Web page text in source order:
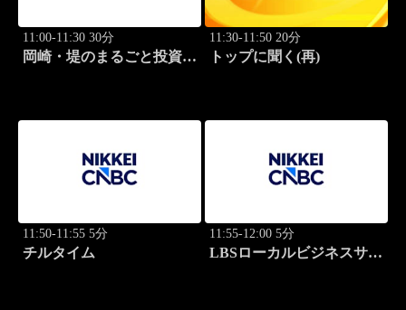
11:00-11:30 30分
岡崎・堤のまるごと投資道
11:30-11:50 20分
トップに聞く(再)
11:50-11:55 5分
チルタイム
11:55-12:00 5分
LBSローカルビジネスサテ